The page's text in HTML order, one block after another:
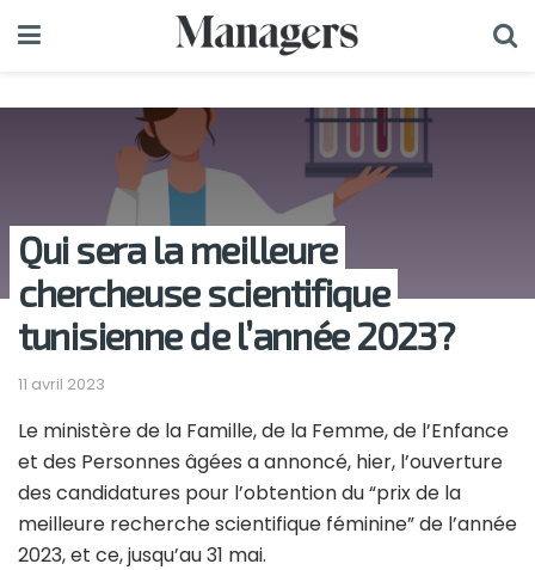
Qui sera la meilleure
chercheuse scientifique
tunisienne de l’année 2023?
11 avril 2023
Le ministère de la Famille, de la Femme, de l’Enfance
et des Personnes âgées a annoncé, hier, l’ouverture
des candidatures pour l’obtention du “prix de la
meilleure recherche scientifique féminine” de l’année
2023, et ce, jusqu’au 31 mai.